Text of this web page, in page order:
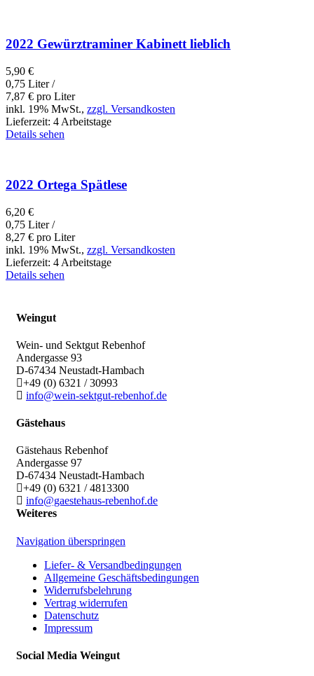
2022 Gewürztraminer Kabinett lieblich
5,90 €
0,75 Liter /
7,87 € pro Liter
inkl. 19% MwSt., zzgl. Versandkosten
Lieferzeit: 4 Arbeitstage
Details sehen
2022 Ortega Spätlese
6,20 €
0,75 Liter /
8,27 € pro Liter
inkl. 19% MwSt., zzgl. Versandkosten
Lieferzeit: 4 Arbeitstage
Details sehen
Weingut
Wein- und Sektgut Rebenhof
Andergasse 93
D-67434 Neustadt-Hambach
+49 (0) 6321 / 30993
info@wein-sektgut-rebenhof.de
Gästehaus
Gästehaus Rebenhof
Andergasse 97
D-67434 Neustadt-Hambach
+49 (0) 6321 / 4813300
info@gaestehaus-rebenhof.de
Weiteres
Navigation überspringen
Liefer- & Versandbedingungen
Allgemeine Geschäftsbedingungen
Widerrufsbelehrung
Vertrag widerrufen
Datenschutz
Impressum
Social Media Weingut